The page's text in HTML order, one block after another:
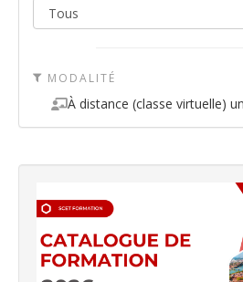
MODALITÉ
À distance (classe virtuelle)